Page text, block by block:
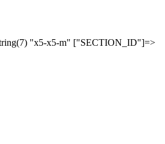
"x5-x5-m" ["SECTION_ID"]=>